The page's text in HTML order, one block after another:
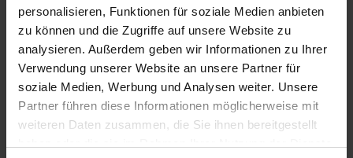
personalisieren, Funktionen für soziale Medien anbieten
zu können und die Zugriffe auf unsere Website zu
analysieren. Außerdem geben wir Informationen zu Ihrer
Verwendung unserer Website an unsere Partner für
soziale Medien, Werbung und Analysen weiter. Unsere
Partner führen diese Informationen möglicherweise mit
weiteren Daten zusammen, die Sie ihnen bereitgestellt
Material: Leder
Beschreibung:
Leder ist ein Naturprodukt! Die richtige Pflege entscheidet über
Optik, Tragekomfort und Haltbarkeit. Die Firma Hartmann ist seit
Jahrzehnten auf die Pflege hochwertiger Lederteile spezialisiert.